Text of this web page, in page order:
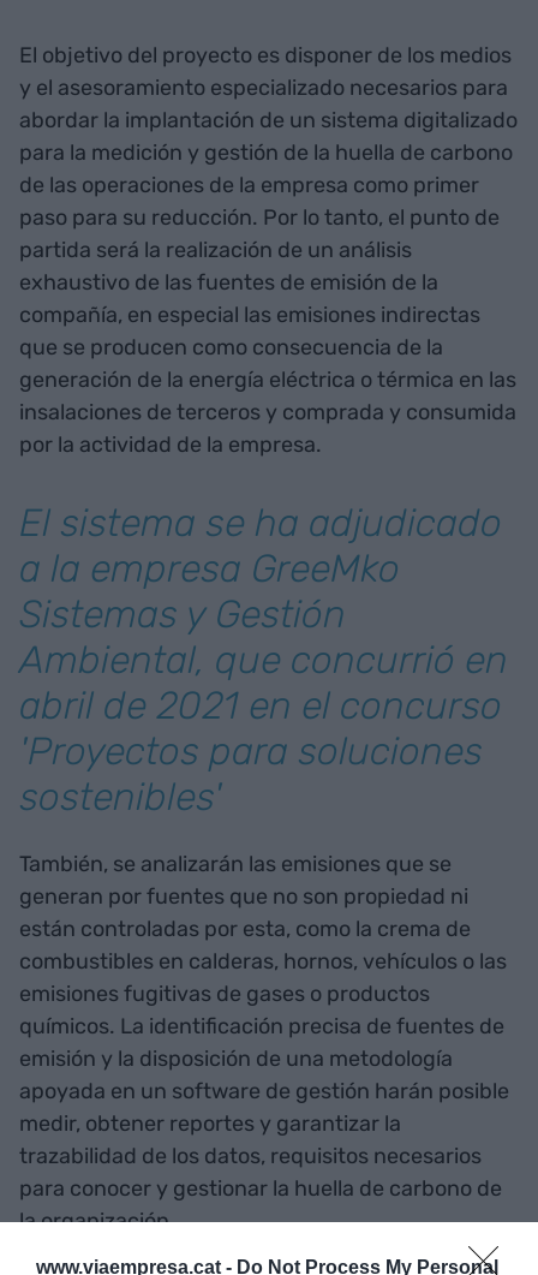
www.viaempresa.cat - Do Not Process My Personal
El objetivo del proyecto es disponer de los medios
y el asesoramiento especializado necesarios para
abordar la implantación de un sistema digitalizado
para la medición y gestión de la huella de carbono
de las operaciones de la empresa como primer
paso para su reducción. Por lo tanto, el punto de
partida será la realización de un análisis
exhaustivo de las fuentes de emisión de la
compañía, en especial las emisiones indirectas
que se producen como consecuencia de la
generación de la energía eléctrica o térmica en las
insalaciones de terceros y comprada y consumida
por la actividad de la empresa.
El sistema se ha adjudicado
a la empresa GreeMko
Sistemas y Gestión
Ambiental, que concurrió en
abril de 2021 en el concurso
'Proyectos para soluciones
sostenibles'
También, se analizarán las emisiones que se
generan por fuentes que no son propiedad ni
están controladas por esta, como la crema de
combustibles en calderas, hornos, vehículos o las
emisiones fugitivas de gases o productos
químicos. La identificación precisa de fuentes de
emisión y la disposición de una metodología
apoyada en un software de gestión harán posible
medir, obtener reportes y garantizar la
trazabilidad de los datos, requisitos necesarios
para conocer y gestionar la huella de carbono de
la organización.